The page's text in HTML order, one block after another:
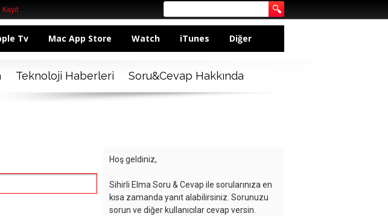
Kayıt
Tv Mac App Store Watch iTunes Diğer
Teknoloji Haberleri Soru&Cevap Hakkında
Hoş geldiniz,
Sihirli Elma Soru & Cevap ile sorularınıza en
kısa zamanda yanıt alabilirsiniz. Sorunuzu
sorun ve diğer kullanıcılar cevap versin.